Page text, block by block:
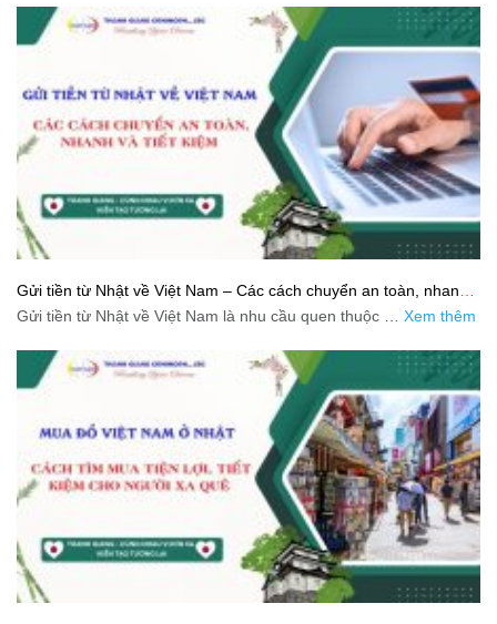
Gửi tiền từ Nhật về Việt Nam – Các cách chuyển an toàn, nhanh
và tiết kiệm
Gửi tiền từ Nhật về Việt Nam là nhu cầu quen thuộc … Xem thêm